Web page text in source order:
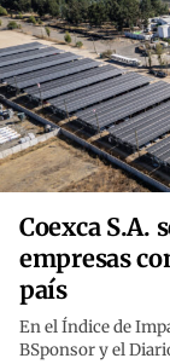
Coexca S.A.
empresas
país
En el Índice de
BSponsor y el